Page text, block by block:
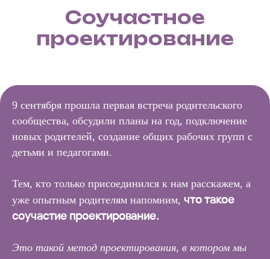
Соучастное
проектирование
9 сентября прошла первая встреча родительского
сообщества, обсудили планы на год, подключение
новых родителей, создание общих рабочих групп с
детьми и педагогами.
Тем, кто только присоединился к нам расскажем, а
уже опытным родителям напомним, что такое
соучастие проектирование.
Это такой метод проектирования, в котором мы